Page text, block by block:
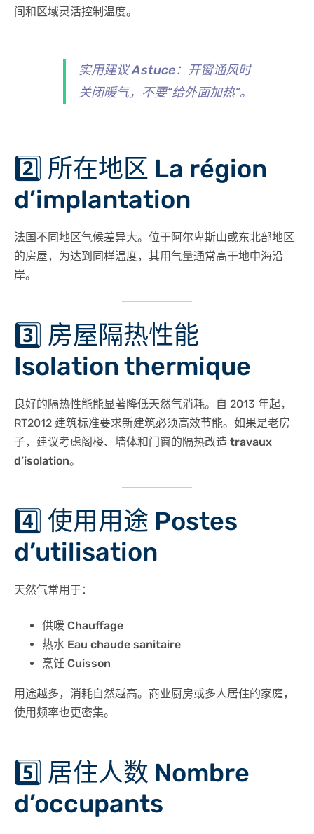
间和区域灵活控制温度。
实用建议 Astuce：开窗通风时
关闭暖气，不要“给外面加热”。
2️⃣ 所在地区 La région
d’implantation
法国不同地区气候差异大。位于阿尔卑斯山或东北部地区
的房屋，为达到同样温度，其用气量通常高于地中海沿
岸。
3️⃣ 房屋隔热性能
Isolation thermique
良好的隔热性能能显著降低天然气消耗。自 2013 年起，
RT2012 建筑标准要求新建筑必须高效节能。如果是老房
子，建议考虑阁楼、墙体和门窗的隔热改造 travaux
d’isolation。
4️⃣ 使用用途 Postes
d’utilisation
天然气常用于：
供暖 Chauffage
热水 Eau chaude sanitaire
烹饪 Cuisson
用途越多，消耗自然越高。商业厨房或多人居住的家庭，
使用频率也更密集。
5️⃣ 居住人数 Nombre
d’occupants